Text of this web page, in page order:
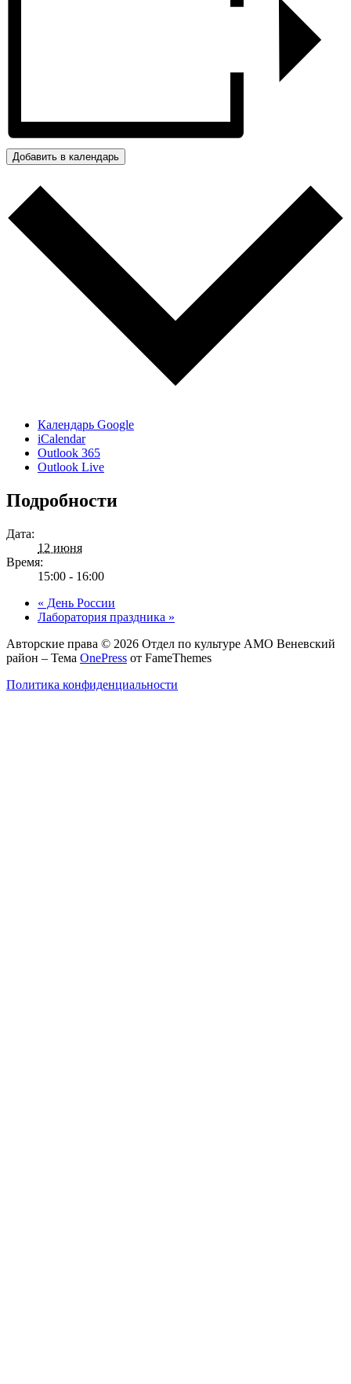
Добавить в календарь
Календарь Google
iCalendar
Outlook 365
Outlook Live
Подробности
Дата:
12 июня
Время:
15:00 - 16:00
« День России
Лаборатория праздника »
Авторские права © 2026 Отдел по культуре АМО Веневский
район – Тема OnePress от FameThemes
Политика конфиденциальности